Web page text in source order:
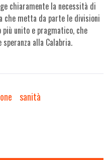
chiaramente la necessità di
che metta da parte le divisioni
unito e pragmatico, che
alla Calabria.
sanità